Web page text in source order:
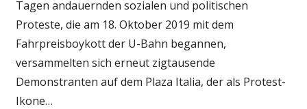
Tagen andauernden sozialen und politischen
Proteste, die am 18. Oktober 2019 mit dem
Fahrpreisboykott der U-Bahn begannen,
versammelten sich erneut zigtausende
Demonstranten auf dem Plaza Italia, der als Protest-
Ikone…